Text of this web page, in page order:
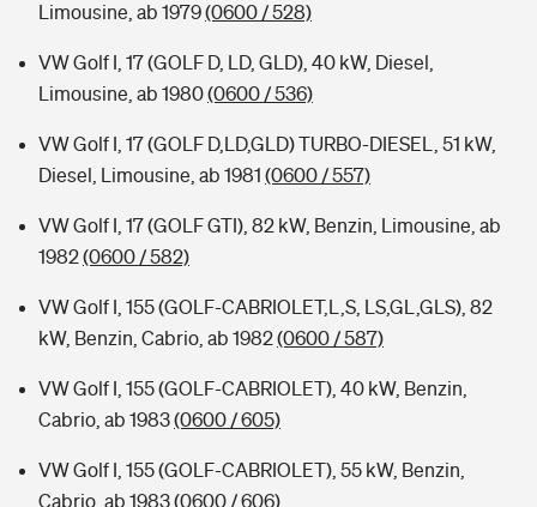
Limousine, ab 1979(0600 / 528)
VW Golf I, 17 (GOLF D, LD, GLD), 40 kW, Diesel,
Limousine, ab 1980(0600 / 536)
VW Golf I, 17 (GOLF D,LD,GLD) TURBO-DIESEL, 51 kW,
Diesel, Limousine, ab 1981 (0600 / 557)
VW Golf I, 17 (GOLF GTI), 82 kW, Benzin, Limousine, ab
1982(0600 / 582)
VW Golf I, 155 (GOLF-CABRIOLET,L,S, LS,GL,GLS), 82
kW, Benzin, Cabrio, ab 1982(0600 / 587)
VW Golf I, 155 (GOLF-CABRIOLET), 40 kW, Benzin,
Cabrio, ab 1983(0600 / 605)
VW Golf I, 155 (GOLF-CABRIOLET), 55 kW, Benzin,
Cabrio, ab 1983(0600 / 606)